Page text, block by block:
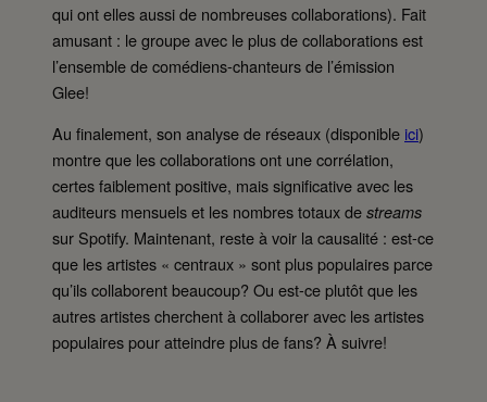
qui ont elles aussi de nombreuses collaborations). Fait
amusant : le groupe avec le plus de collaborations est
l’ensemble de comédiens-chanteurs de l’émission
Glee!
Au finalement, son analyse de réseaux (disponible ici)
montre que les collaborations ont une corrélation,
certes faiblement positive, mais significative avec les
auditeurs mensuels et les nombres totaux de streams
sur Spotify. Maintenant, reste à voir la causalité : est-ce
que les artistes « centraux » sont plus populaires parce
qu’ils collaborent beaucoup? Ou est-ce plutôt que les
autres artistes cherchent à collaborer avec les artistes
populaires pour atteindre plus de fans? À suivre!